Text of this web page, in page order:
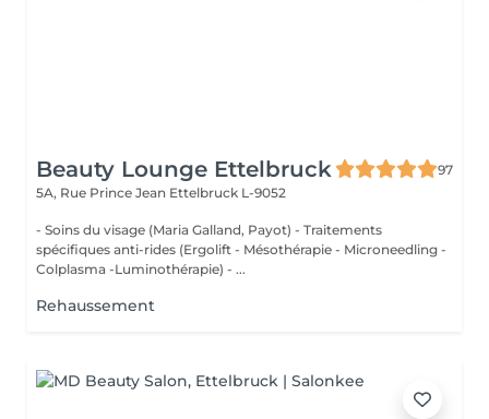
Beauty Lounge Ettelbruck
97
5A, Rue Prince Jean Ettelbruck L-9052
- Soins du visage (Maria Galland, Payot) - Traitements
spécifiques anti-rides (Ergolift - Mésothérapie - Microneedling -
Colplasma -Luminothérapie) - ...
Rehaussement